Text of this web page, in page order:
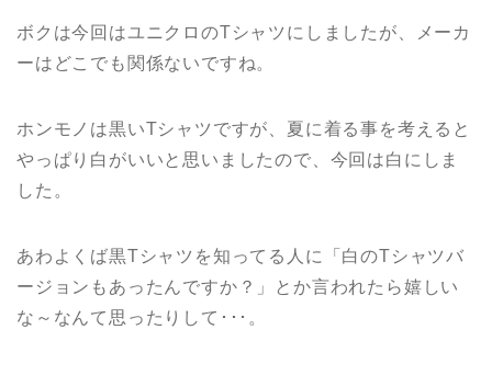
ボクは今回はユニクロのTシャツにしましたが、メーカ
ーはどこでも関係ないですね。
ホンモノは黒いTシャツですが、夏に着る事を考えると
やっぱり白がいいと思いましたので、今回は白にしま
した。
あわよくば黒Tシャツを知ってる人に「白のTシャツバ
ージョンもあったんですか？」とか言われたら嬉しい
な～なんて思ったりして･･･。